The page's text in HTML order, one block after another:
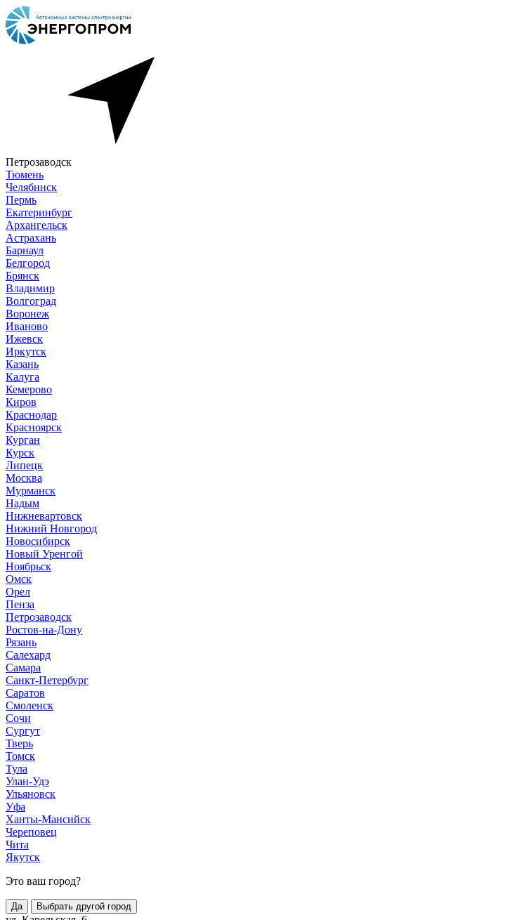
Петрозаводск
Тюмень
Челябинск
Пермь
Екатеринбург
Архангельск
Астрахань
Барнаул
Белгород
Брянск
Владимир
Волгоград
Воронеж
Иваново
Ижевск
Иркутск
Казань
Калуга
Кемерово
Киров
Краснодар
Красноярск
Курган
Курск
Липецк
Москва
Мурманск
Надым
Нижневартовск
Нижний Новгород
Новосибирск
Новый Уренгой
Ноябрьск
Омск
Орел
Пенза
Петрозаводск
Ростов-на-Дону
Рязань
Салехард
Самара
Санкт-Петербург
Саратов
Смоленск
Сочи
Сургут
Тверь
Томск
Тула
Улан-Удэ
Ульяновск
Уфа
Ханты-Мансийск
Череповец
Чита
Якутск
Это ваш город?
Да Выбрать другой город